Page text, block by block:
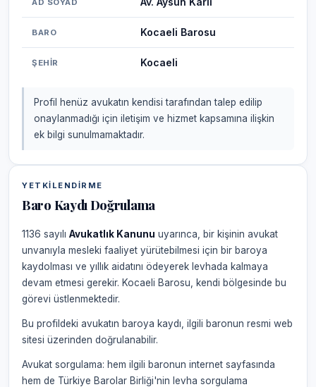
AD SOYAD
BARO Kocaeli Barosu
ŞEHIR Kocaeli
Profil henüz avukatın kendisi tarafından talep edilip
onaylanmadığı için iletişim ve hizmet kapsamına ilişkin
ek bilgi sunulmamaktadır.
YETKILENDIRME
Baro Kaydı Doğrulama
1136 sayılı Avukatlık Kanunu uyarınca, bir kişinin avukat
unvanıyla mesleki faaliyet yürütebilmesi için bir baroya
kaydolması ve yıllık aidatını ödeyerek levhada kalmaya
devam etmesi gerekir. Kocaeli Barosu, kendi bölgesinde bu
görevi üstlenmektedir.
Bu profildeki avukatın baroya kaydı, ilgili baronun resmi web
sitesi üzerinden doğrulanabilir.
Avukat sorgulama: hem ilgili baronun internet sayfasında
hem de Türkiye Barolar Birliği'nin levha sorgulama